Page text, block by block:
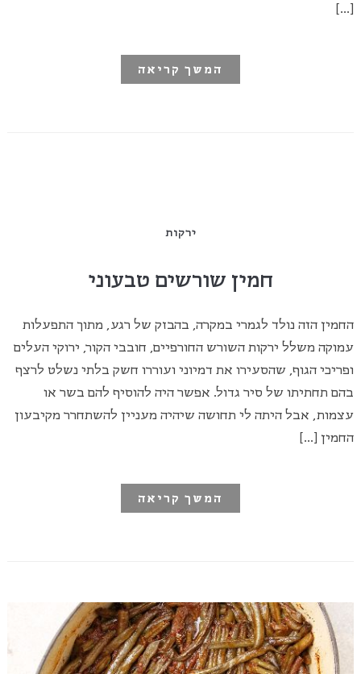
[…]
המשך קריאה
ירקות
חמין שורשים טבעוני
החמין הזה נולד לגמרי במקרה, בהבזק של רגע, מתוך התפעלות
עמוקה משלל ירקות השורש החורפיים, חובבי הקור, ירוקי העלים
ופריכי הגוף, שהסעירו את דמיוני ועוררו חשק בלתי נשלט לרצף
בהם תחתיתו של סיר גדול. אפשר היה להוסיף להם בשר או
עצמות, אבל היתה לי תחושה שיהיה מעניין להשתחרר מקיבעון
החמין […]
המשך קריאה